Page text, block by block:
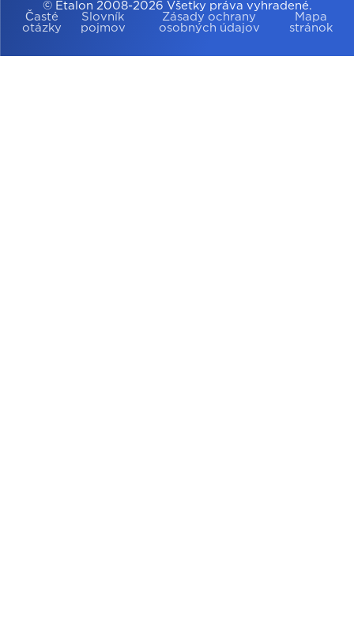
© Etalon 2008-2026 Všetky práva vyhradené.
Časté
otázky
Slovník
pojmov
Zásady ochrany
osobných údajov
Mapa
stránok